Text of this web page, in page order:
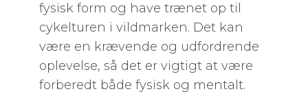
fysisk form og have trænet op til
cykelturen i vildmarken. Det kan
være en krævende og udfordrende
oplevelse, så det er vigtigt at være
forberedt både fysisk og mentalt.